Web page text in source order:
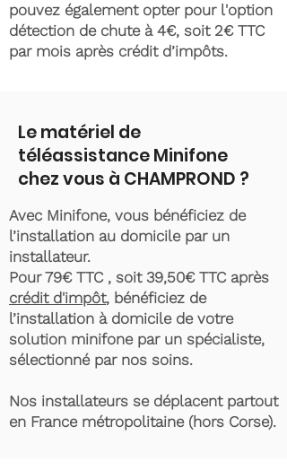
pouvez également opter pour l'option
détection de chute à 4€, soit 2€ TTC
par mois après crédit d’impôts.
Le matériel de
téléassistance Minifone
chez vous à CHAMPROND ?
Avec Minifone, vous bénéficiez de
l’installation au domicile par un
installateur.
Pour 79€ TTC , soit 39,50€ TTC après
crédit d'impôt, bénéficiez de
l’installation à domicile de votre
solution minifone par un spécialiste,
sélectionné par nos soins.
Nos installateurs se déplacent partout
en France métropolitaine (hors Corse).